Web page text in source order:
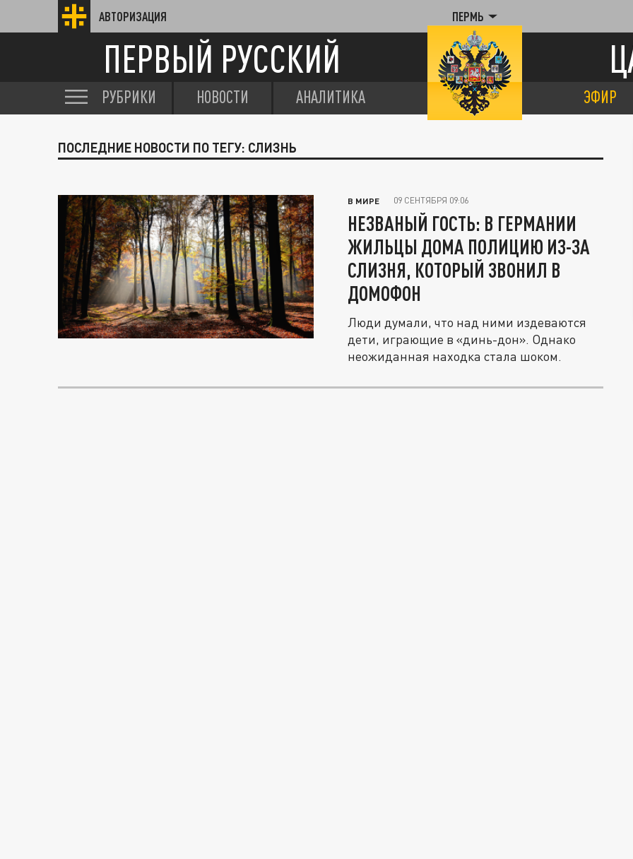
АВТОРИЗАЦИЯ ПЕРМЬ
ПЕРВЫЙ РУССКИЙ
РУБРИКИ НОВОСТИ АНАЛИТИКА ЭФИР
ПОСЛЕДНИЕ НОВОСТИ ПО ТЕГУ: СЛИЗНЬ
В МИРЕ 09 СЕНТЯБРЯ 09:06
НЕЗВАНЫЙ ГОСТЬ: В ГЕРМАНИИ
ЖИЛЬЦЫ ДОМА ПОЛИЦИЮ ИЗ-ЗА
СЛИЗНЯ, КОТОРЫЙ ЗВОНИЛ В
ДОМОФОН
Люди думали, что над ними издеваются
дети, играющие в «динь-дон». Однако
неожиданная находка стала шоком.